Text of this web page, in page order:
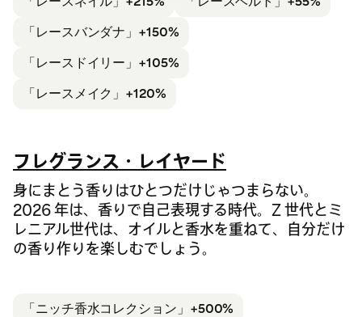
「レースバンダナ」+150%
「レースドイリー」 +105%
「レースメイク」+120%
フレグランス・レイヤード
身にまとう香りはひとつだけじゃつまらない。
2026 年は、香りで自己表現する時代。Z 世代とミ
レニアル世代は、オイルと香水を重ねて、自分だけ
の香り作りを楽しむでしょう。
「ニッチ香水コレクション」+500%